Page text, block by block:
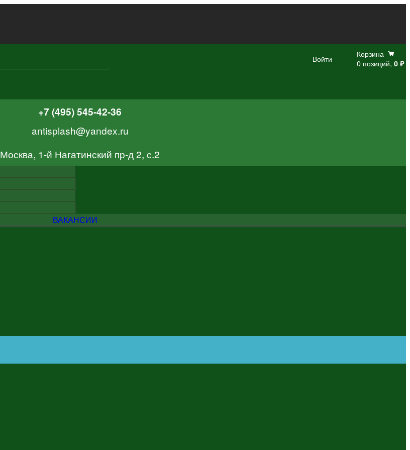
Войти
Корзина
0 позиций, 0 ₽
+7 (495) 545-42-36
antisplash@yandex.ru
Москва, 1-й Нагатинский пр-д 2, с.2
ВАКАНСИИ